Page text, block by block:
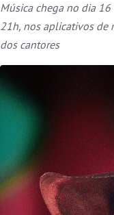
Música chega no dia
21h, nos aplicativos de
dos cantores